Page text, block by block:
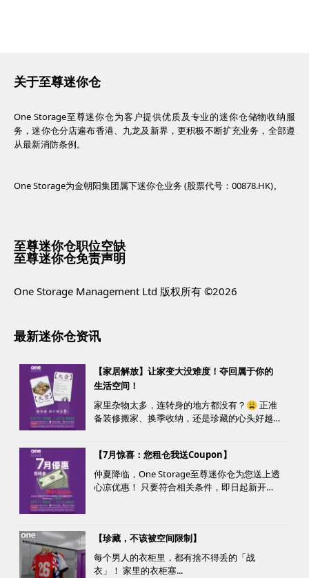
关于至尊迷你仓
One Storage至尊迷你仓为客户提供优质及专业的迷你仓储物收纳服
务，迷你仓分店遍布香港、九龙及新界，更积极不断扩充业务，全部遵
从最新消防条例。
One Storage为金朝阳集团属下迷你仓业务 (股票代号：00878.HK)。
至尊迷你仓职位空缺
至尊迷你仓免责声明
One Storage Management Ltd 版权所有 ©2026
最新迷你仓资讯
【家居解放】让家变大没难度！夺回属于你的
生活空间！
家里杂物太多，连转身的地方都没有？😩 正准
备装修搬家、换季收纳，还是珍藏的心头好越
【7月惊喜：您租仓我送Coupon】
仲夏降临，One Storage至尊迷你仓为您送上透
心凉优惠！ 只要符合相关条件，即日起新开仓
物乐。 优惠详情...
【珍藏，不该被空间限制】
每个男人的衣柜里，都有捨不得丢的「战
衣」！ 家里的衣柜塞...